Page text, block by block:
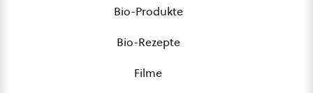
Bio-Produkte
Bio-Rezepte
Filme